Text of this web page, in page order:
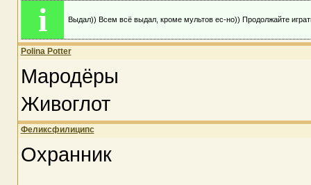
i Выдал)) Всем всё выдал, кроме мультов ес-но)) Продолжайте
Polina Potter
Мародёры
Живоглот
Феликсфилиципс
Охранник